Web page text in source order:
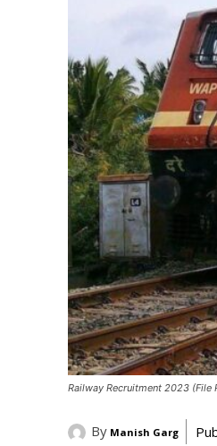
Railway Recruitment 2023 (File
By Manish Garg